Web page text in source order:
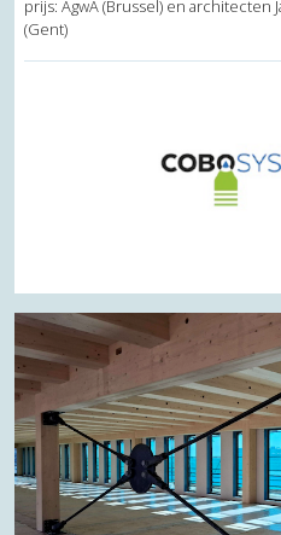
prijs: AgwA (Brussel) en architecten
(Gent)